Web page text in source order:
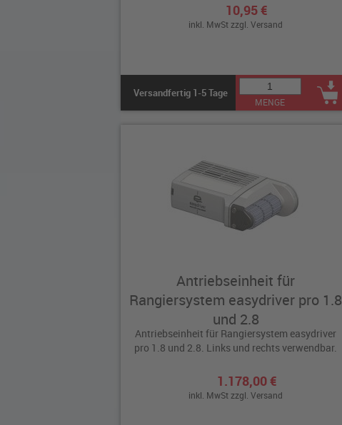
10,95 €
inkl. MwSt zzgl.Versand
Versandfertig 1-5 Tage
MENGE
Antriebseinheit für
Rangiersystem easydriver pro 1.8
und 2.8
Antriebseinheit für Rangiersystem easydriver
pro 1.8 und 2.8. Links und rechts verwendbar.
1.178,00 €
inkl. MwSt zzgl.Versand